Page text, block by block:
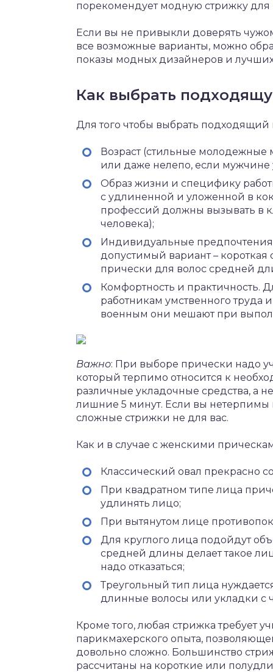
порекомендует модную стрижку
Если вы не привыкли доверять
все возможные варианты, можно
показы модных дизайнеров и
Как выбрать
Для того чтобы выбрать
Возраст (стильные молодежные
или даже нелепо, если мужчине
Образ жизни и специфику
с удлиненной и уложенной в
профессий должны вызывать в
человека);
Индивидуальные
допустимый вариант – короткая
прически для волос средней
Комфортность и практичность.
работникам умственного труда
военным они мешают при
Важно: При выборе прически надо
который терпимо относится к
различные укладочные средства, а
лишние 5 минут. Если вы
сложные стрижки не для вас.
Как и в случае с женскими
Классический овал прекрасно
При квадратном типе лица
удлинять лицо;
При вытянутом лице
Для круглого лица подойдут
средней длины делает такое
надо отказаться;
Треугольный тип лица
длинные волосы или укладки с
Кроме того, любая стрижка требует
парикмахерского опыта,
довольно сложно. Большинство
рассчитаны на короткие или